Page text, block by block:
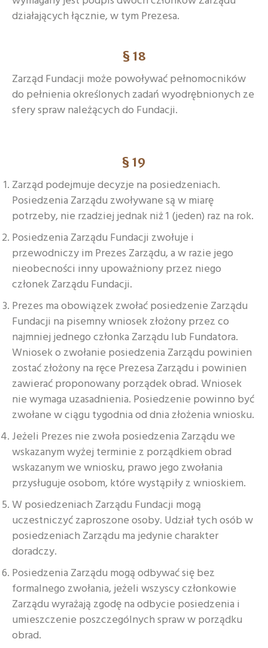
działających łącznie, w tym Prezesa.
§ 18
Zarząd Fundacji może powoływać pełnomocników
do pełnienia określonych zadań wyodrębnionych ze
sfery spraw należących do Fundacji.
§ 19
Zarząd podejmuje decyzje na posiedzeniach.
Posiedzenia Zarządu zwoływane są w miarę
potrzeby, nie rzadziej jednak niż 1 (jeden) raz na rok.
Posiedzenia Zarządu Fundacji zwołuje i
przewodniczy im Prezes Zarządu, a w razie jego
nieobecności inny upoważniony przez niego
członek Zarządu Fundacji.
Prezes ma obowiązek zwołać posiedzenie Zarządu
Fundacji na pisemny wniosek złożony przez co
najmniej jednego członka Zarządu lub Fundatora.
Wniosek o zwołanie posiedzenia Zarządu powinien
zostać złożony na ręce Prezesa Zarządu i powinien
zawierać proponowany porządek obrad. Wniosek
nie wymaga uzasadnienia. Posiedzenie powinno być
zwołane w ciągu tygodnia od dnia złożenia wniosku.
Jeżeli Prezes nie zwoła posiedzenia Zarządu we
wskazanym wyżej terminie z porządkiem obrad
wskazanym we wniosku, prawo jego zwołania
przysługuje osobom, które wystąpiły z wnioskiem.
W posiedzeniach Zarządu Fundacji mogą
uczestniczyć zaproszone osoby. Udział tych osób w
posiedzeniach Zarządu ma jedynie charakter
doradczy.
Posiedzenia Zarządu mogą odbywać się bez
formalnego zwołania, jeżeli wszyscy członkowie
Zarządu wyrażają zgodę na odbycie posiedzenia i
umieszczenie poszczególnych spraw w porządku
obrad.